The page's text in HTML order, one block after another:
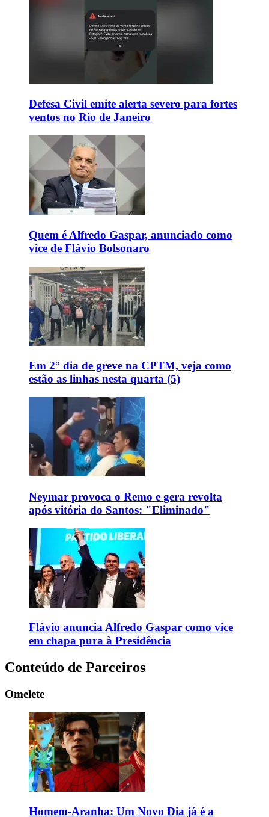
Defesa Civil emite alerta severo para fortes
ventos no Rio de Janeiro
Quem é Alfredo Gaspar, anunciado como
vice de Flávio Bolsonaro
Em 2° dia de greve na CPTM, veja como
estão as linhas nesta quarta (5)
Neymar provoca o Remo e gera revolta
após vitória do Santos: "Eliminado"
Flávio anuncia Alfredo Gaspar como vice
em chapa pura à Presidência
Conteúdo de Parceiros
Omelete
Homem-Aranha: Um Novo Dia já é a